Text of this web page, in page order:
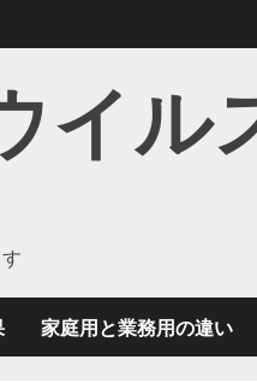
ル
家庭用と業務用の違い